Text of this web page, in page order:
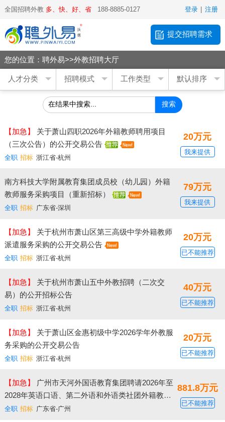
全国招聘外教 多、快、好、省188-8885-0127 登录 注册
提交招聘需求
您的位置： 聘外易>>外教招聘大厅
搜索
【加急】
关于萧山四职2026年外籍教师聘用项目
（三次公告）的公开交易公告
全职 招标 浙江省-杭州
20万元
我来提供
南方科技大学附属教育集团成员校（幼儿园）外籍
教师服务采购项目（重新招标）
全职 招标 广东省-深圳
79万元
我来提供
【加急】
关于杭州市萧山区第三高级中学外籍教师
派遣服务采购的公开交易公告
全职 招标 浙江省-杭州
20万元
已不能推荐
【加急】
关于杭州市萧山五中外教招聘（二次交
易）的公开招标公告
全职 招标 浙江省-杭州
40万元
已不能推荐
【加急】
关于萧山区金惠初级中学2026学年外教服
务采购的公开交易公告
全职 招标 浙江省-杭州
20万元
已不能推荐
【加急】
广州市天河外国语教育集团聘请2026年至
2028年英语口语、第二外语和外语类社团外籍教师
服务项目公开招标公告
全职 招标 广东省-广州
881.8万元
已不能推荐